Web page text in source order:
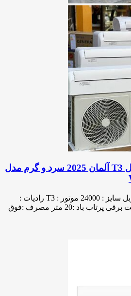
کولر گازی 24000 ویربل T3 آلمان 2025 سرد و گرم مدل
مدل : کولر گازی برند : ویربل سایز : 24000 موتور : T3 رادیات :
طلایی حالت : پنل جهار جهت برقی پرتاب باد :20 متر مصرف :فوق